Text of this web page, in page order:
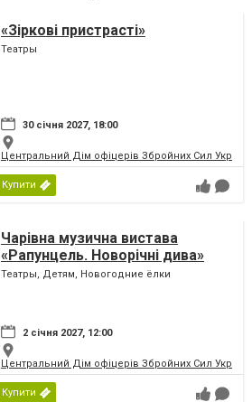
«Зіркові пристрасті»
Театры
30 січня 2027, 18:00
Центральний Дім офіцерів Збройних Сил
Купити
Чарівна музична вистава
«Рапунцель. Новорічні дива»
Театры, Детям, Новогодние ёлки
2 січня 2027, 12:00
Центральний Дім офіцерів Збройних Сил
Купити